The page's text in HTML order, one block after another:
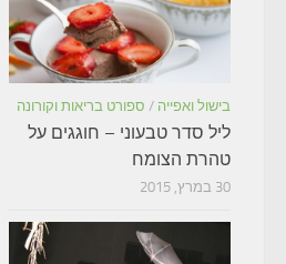
בישול ואפייה / ספורט בריאות וקורונה
ליל סדר טבעוני – חוגגים על
טהרת הצומח
30 במרץ, 2015